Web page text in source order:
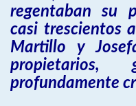
regentaban su
casi trescientos
Martillo y
profundamente